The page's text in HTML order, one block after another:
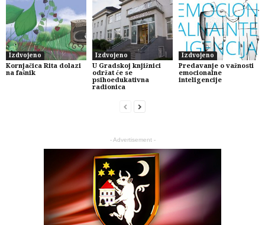
Izdvojeno
Kornjačica Rita dolazi
na fašnik
Izdvojeno
U Gradskoj knjižnici
održat će se
psihoedukativna
radionica
Izdvojeno
Predavanje o važnosti
emocionalne
inteligencije
- Advertisement -